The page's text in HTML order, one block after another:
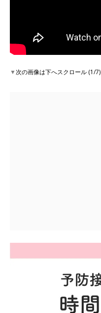
▼次の画像は下へスクロール (1/7)